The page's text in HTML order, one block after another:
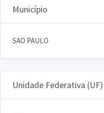
Município
SAO PAULO
Unidade Federativa (UF)